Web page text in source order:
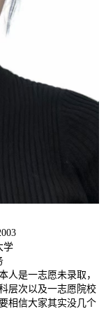
学
人是一志愿未录取，
层次以及一志愿院校
相信大家其实没几个